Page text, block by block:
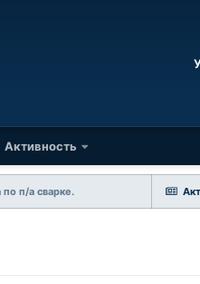
Активность
п/а сварке.